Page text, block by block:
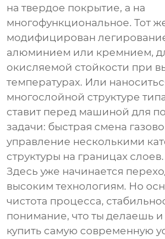
на твердое покрытие, а на
многофункциональное. Тот
модифицирован
алюминием или кремнием,
окисляемой стойкости при
температурах. Или
многослойной структуре
ставит перед машиной для
задачи: быстрая смена
управление несколькими
структуры на границах слоев.
Здесь уже начинается
высоким технологиям. Но
чистота процесса,
понимание, что ты делаешь
купить самую современную